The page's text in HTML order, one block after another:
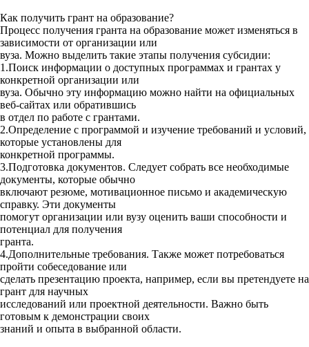
Как получить грант на образование?
Процесс получения гранта на образование может изменяться в
зависимости от организации или
вуза. Можно выделить такие этапы получения субсидии:
1.Поиск информации о доступных программах и грантах у
конкретной организации или
вуза. Обычно эту информацию можно найти на официальных
веб-сайтах или обратившись
в отдел по работе с грантами.
2.Определение с программой и изучение требований и условий,
которые установлены для
конкретной программы.
3.Подготовка документов. Следует собрать все необходимые
документы, которые обычно
включают резюме, мотивационное письмо и академическую
справку. Эти документы
помогут организации или вузу оценить ваши способности и
потенциал для получения
гранта.
4.Дополнительные требования. Также может потребоваться
пройти собеседование или
сделать презентацию проекта, например, если вы претендуете на
грант для научных
исследований или проектной деятельности. Важно быть
готовым к демонстрации своих
знаний и опыта в выбранной области.